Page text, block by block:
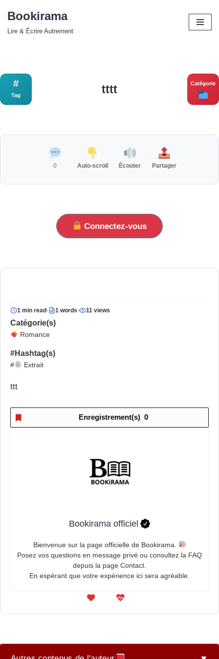
Bookirama
Lire & Écrire Autrement
#
Tag tttt Catégorie
0 Auto-scroll Écouter Partager
Connectez-vous
1 min read 1 words 11 views
Catégorie(s)
Romance
#Hashtag(s)
# Extrait
ttt
Enregistrement(s) 0
Bookirama officiel
Bienvenue sur la page officielle de Bookirama.
Posez vos questions en message privé ou consultez la FAQ
depuis la page Contact.
En espérant que votre expérience ici sera agréable.